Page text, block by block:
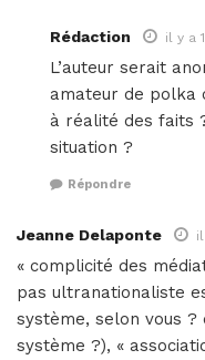
Rédaction il y a
L’auteur serait
amateur de polka
à réalité des faits
situation ?
Répondre
Jeanne Delaponte
« complicité des
pas ultranationaliste
système, selon vous ?
système ?), «